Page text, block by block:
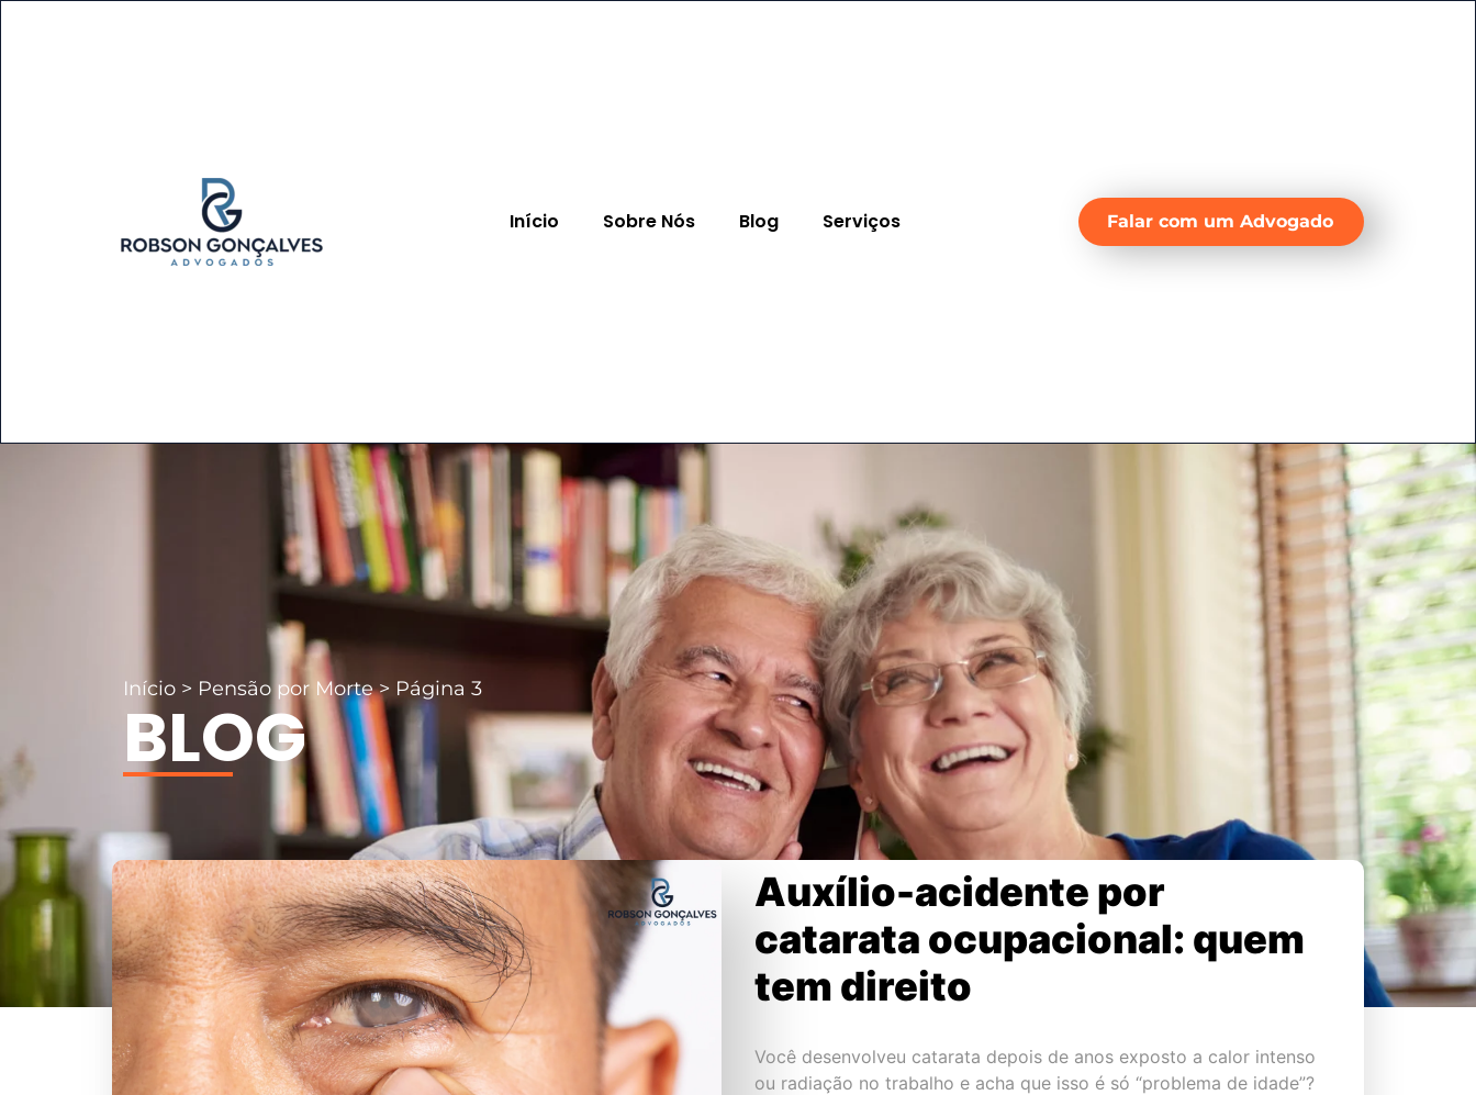
Início Sobre Nós Blog Serviços Falar com um Advogado
Início > Pensão por Morte> Página 3
BLOG
Auxílio-acidente por
catarata ocupacional: quem
tem direito
Você desenvolveu catarata depois de anos exposto a calor intenso
ou radiação no trabalho e acha que isso é só “problema de idade”?